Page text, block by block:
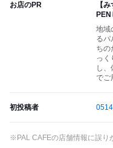
お店のPR
【
地域
るパ
ちの
っ
し、
でご
初投稿者
※PAL CAFEの店舗情報に誤り